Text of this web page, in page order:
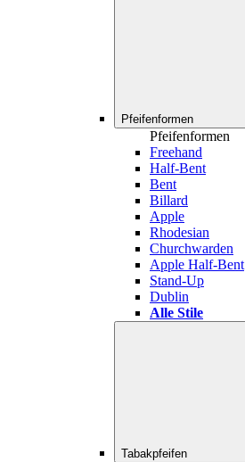
Pfeifenformen
Pfeifenformen
Freehand
Half-Bent
Bent
Billard
Apple
Rhodesian
Churchwarden
Apple Half-Bent
Stand-Up
Dublin
Alle Stile
Tabakpfeifen